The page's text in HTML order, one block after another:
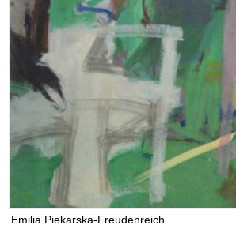
Emilia Piekarska-Freudenreich